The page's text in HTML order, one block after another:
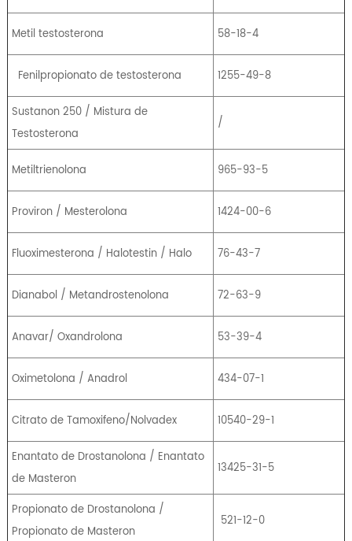
Metil testosterona 58-18-4
Fenilpropionato de testosterona 1255-49-8
Sustanon 250 / Mistura de
Testosterona
/
Metiltrienolona 965-93-5
Proviron / Mesterolona 1424-00-6
Fluoximesterona / Halotestin / Halo 76-43-7
Dianabol / Metandrostenolona 72-63-9
Anavar/ Oxandrolona 53-39-4
Oximetolona / Anadrol 434-07-1
Citrato de Tamoxifeno/Nolvadex 10540-29-1
Enantato de Drostanolona / Enantato
de Masteron
13425-31-5
Propionato de Drostanolona /
Propionato de Masteron
521-12-0